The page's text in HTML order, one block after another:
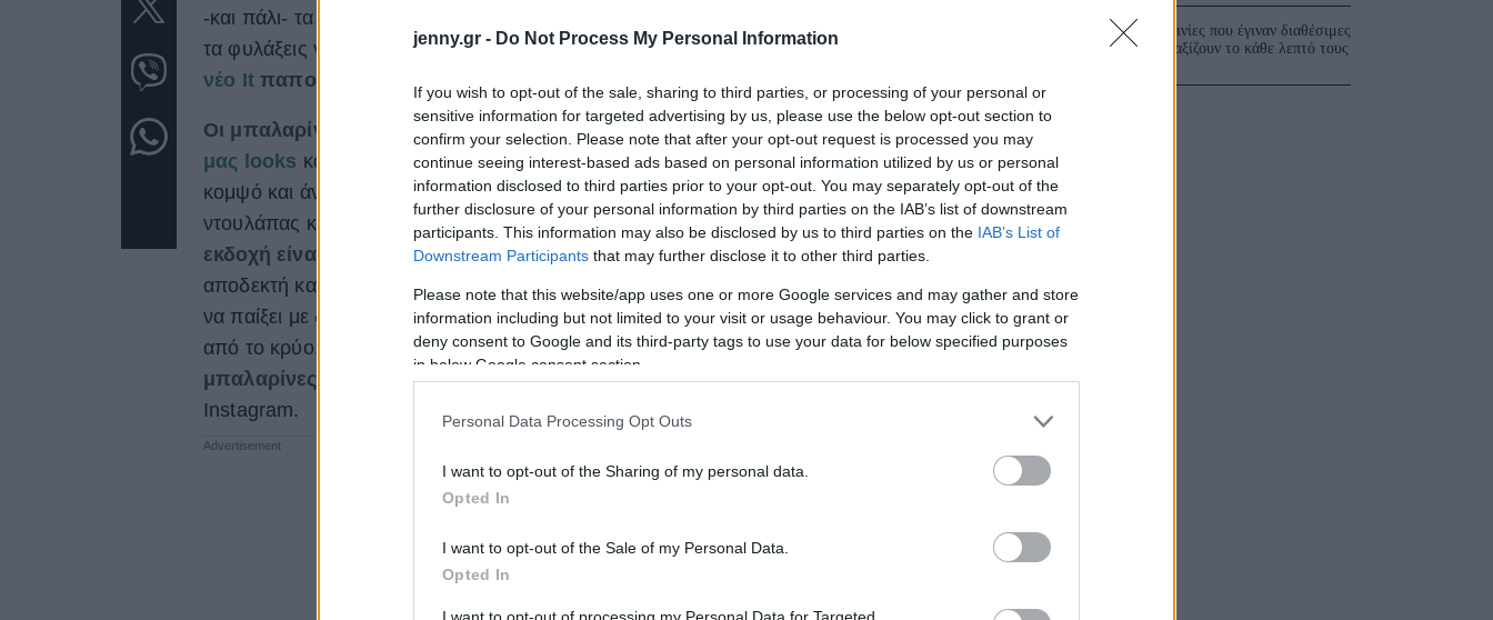
jenny.gr - Do Not Process My Personal Information
If you wish to opt-out of the sale, sharing to third parties, or processing of your personal or
sensitive information for targeted advertising by us, please use the below opt-out section to
confirm your selection. Please note that after your opt-out request is processed you may
continue seeing interest-based ads based on personal information utilized by us or personal
information disclosed to third parties prior to your opt-out. You may separately opt-out of the
further disclosure of your personal information by third parties on the IAB’s list of downstream
participants. This information may also be disclosed by us to third parties on the IAB’s List of
Downstream Participants that may further disclose it to other third parties.
Please note that this website/app uses one or more Google services and may gather and store
information including but not limited to your visit or usage behaviour. You may click to grant or
deny consent to Google and its third-party tags to use your data for below specified purposes
in below Google consent section.
Personal Data Processing Opt Outs
I want to opt-out of the Sharing of my personal data.
Opted In
I want to opt-out of the Sale of my Personal Data.
Opted In
I want to opt-out of processing my Personal Data for Targeted
-και πάλι- τα «δόντια» του. Ναι, μπορεί τώρα να θέλεις να φοράς τα σανδάλια σου πριν
τα φυλάξεις για τα καλά στη σοφίτα, αλλάαν θέλεις να ενσωματώσεις στο look σου
νέο Itπαπούτσι
Οι μπαλαρίνες με λουράκι, λεπτό ή χοντρό, θα κυριαρχήσουν στα
φθινοπωρινά
μας looks και ναι, μπορείς να αρχίσεις να τις φοράς από τώρα. Είναι ένα εξαιρετικά
κομψό και άνετο παπούτσι, το οποίοταιριάζει με -σχεδόν- όλα τα κομμάτιαμιας
ντουλάπας και σε βγάζει ασπροπρόσωπη σε πάρα πολλές περιστάσεις. Ηδερμάτινη
εκδοχή είναι και η πιο cool, αλλά και η βελούδινη ή σατέν ή καστόρινη επίσης είναι
αποδεκτή και στιλάτη. Το φθινόπωρο την φοράς με γυμνό πόδι και τον χειμώνα μπορείς
να παίξει με διάφορες κάλτσες και καλσόν, για πιο δημιουργικό styling και προστασία
από το κρύο. Στην παρακάτω λίσταθα βρεις αρκετούς τρόπους για να σετάρεις τις
μπαλαρίνες σου αυτό το φθινόπωρο, με λίγη βοήθεια από τις «φίλες» μας στο
Instagram.
3 ταινίες που έγιναν διαθέσιμες
και αξίζουν το κάθε λεπτό τους